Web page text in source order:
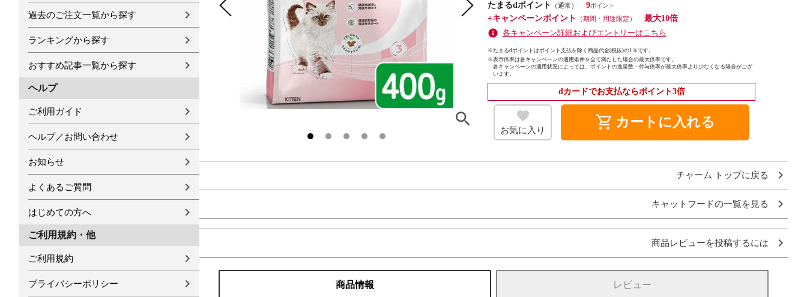
過去のご注文一覧から探す
ランキングから探す
おすすめ記事一覧から探す
ヘルプ
ご利用ガイド
ヘルプ／お問い合わせ
お知らせ
よくあるご質問
はじめての方へ
ご利用規約・他
ご利用規約
プライバシーポリシー
たまるdポイント
（通常）
9
+キャンペーンポイント
（期間・用途限定）
最大10倍
各キャンペーン詳細およびエントリーはこちら
※たまるdポイントはポイント支払を除く商品代金(税抜)の1％です。
※表示倍率は各キャンペーンの適用条件を全て満たした場合の最大倍率です。
各キャンペーンの適用状況によっては、ポイントの進呈数・付与倍率が最大倍率より少なくなる場合がござ
います。
dカードでお支払ならポイント3倍
お気に入り shopping_cart カートに入れる
チャーム トップに戻る
キャットフードの一覧を見る
商品レビューを投稿するには
商品情報 レビュー